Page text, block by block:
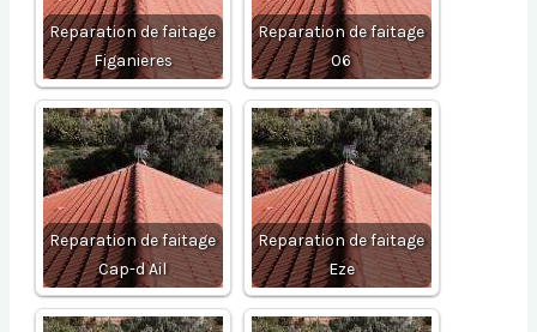
Reparation de faitage
Figanieres
Reparation de faitage
06
Reparation de faitage
Cap-d Ail
Reparation de faitage
Eze